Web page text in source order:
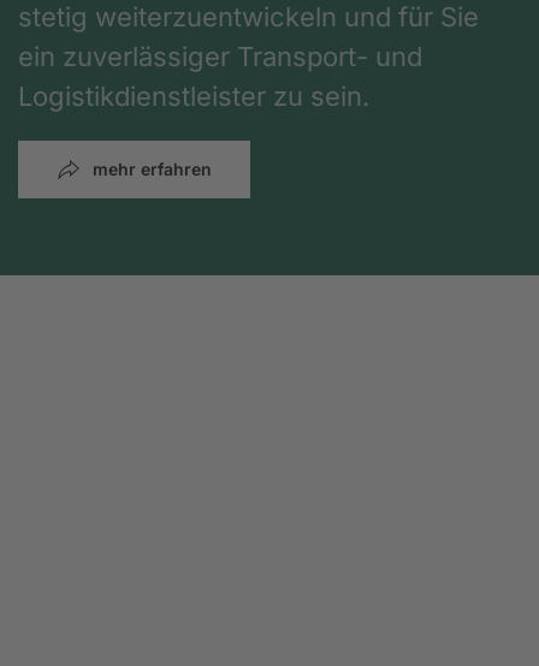
stetig weiterzuentwickeln und für Sie
ein zuverlässiger Transport- und
Logistikdienstleister zu sein.
mehr erfahren